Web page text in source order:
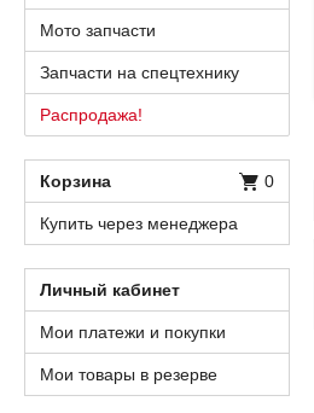
Мото запчасти
Запчасти на спецтехнику
Распродажа!
Корзина 0
Купить через менеджера
Личный кабинет
Мои платежи и покупки
Мои товары в резерве